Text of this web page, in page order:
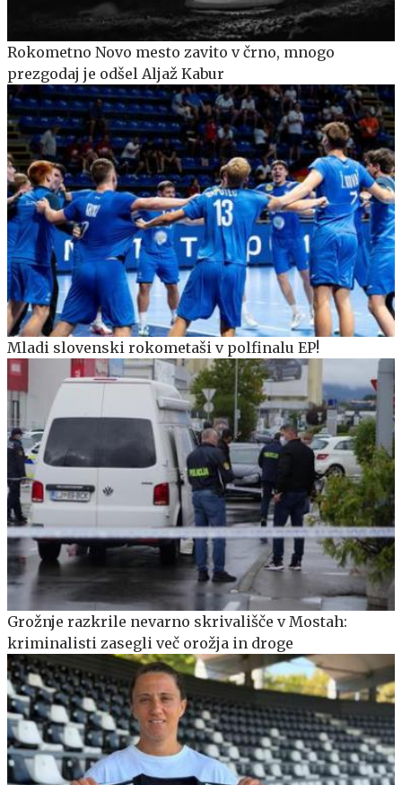
Rokometno Novo mesto zavito v črno, mnogo
prezgodaj je odšel Aljaž Kabur
Mladi slovenski rokometaši v polfinalu EP!
Grožnje razkrile nevarno skrivališče v Mostah:
kriminalisti zasegli več orožja in droge